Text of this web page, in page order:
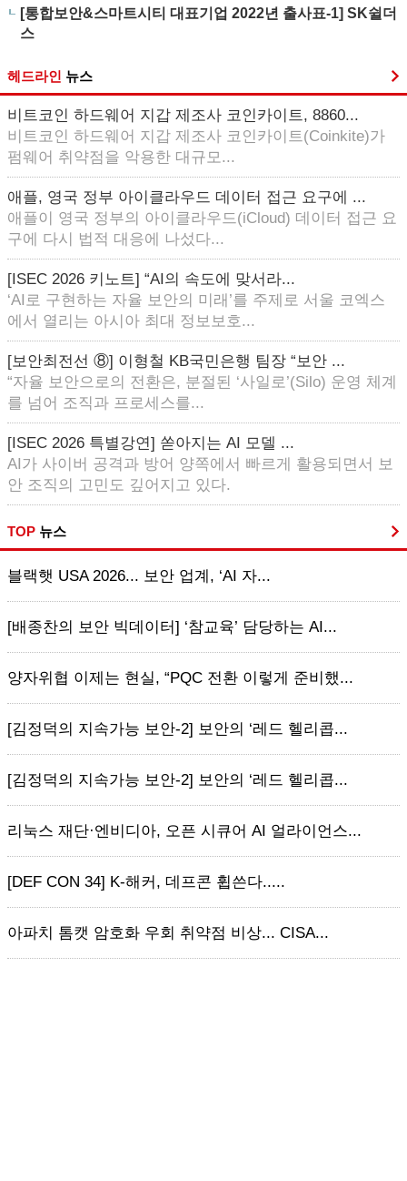
[통합보안&스마트시티 대표기업 2022년 출사표-1] SK쉴더
스
헤드라인 뉴스
비트코인 하드웨어 지갑 제조사 코인카이트, 8860...
비트코인 하드웨어 지갑 제조사 코인카이트(Coinkite)가
펌웨어 취약점을 악용한 대규모...
애플, 영국 정부 아이클라우드 데이터 접근 요구에 ...
애플이 영국 정부의 아이클라우드(iCloud) 데이터 접근 요
구에 다시 법적 대응에 나섰다...
[ISEC 2026 키노트] “AI의 속도에 맞서라...
‘AI로 구현하는 자율 보안의 미래’를 주제로 서울 코엑스
에서 열리는 아시아 최대 정보보호...
[보안최전선 ⑧] 이형철 KB국민은행 팀장 “보안 ...
“자율 보안으로의 전환은, 분절된 ‘사일로’(Silo) 운영 체계
를 넘어 조직과 프로세스를...
[ISEC 2026 특별강연] 쏟아지는 AI 모델 ...
AI가 사이버 공격과 방어 양쪽에서 빠르게 활용되면서 보
안 조직의 고민도 깊어지고 있다.
TOP 뉴스
블랙햇 USA 2026... 보안 업계, ‘AI 자...
[배종찬의 보안 빅데이터] ‘참교육’ 담당하는 AI...
양자위협 이제는 현실, “PQC 전환 이렇게 준비했...
[김정덕의 지속가능 보안-2] 보안의 ‘레드 헬리콥...
[김정덕의 지속가능 보안-2] 보안의 ‘레드 헬리콥...
리눅스 재단·엔비디아, 오픈 시큐어 AI 얼라이언스...
[DEF CON 34] K-해커, 데프콘 휩쓴다.....
아파치 톰캣 암호화 우회 취약점 비상... CISA...